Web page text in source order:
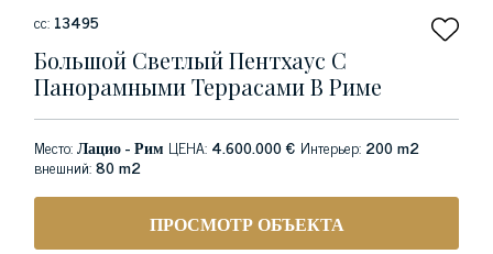
сс: 13495
Большой Светлый Пентхаус С
Панорамными Террасами В Риме
Место:Лацио - Рим ЦЕНА: 4.600.000 € Интерьер: 200 m2
внешний:80 m2
ПРОСМОТР ОБЪЕКТА